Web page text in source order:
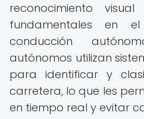
reconocimiento
fundamentales en
conducción
autónomos utilizan
para identificar y
carretera, lo que les
en tiempo real y evitar